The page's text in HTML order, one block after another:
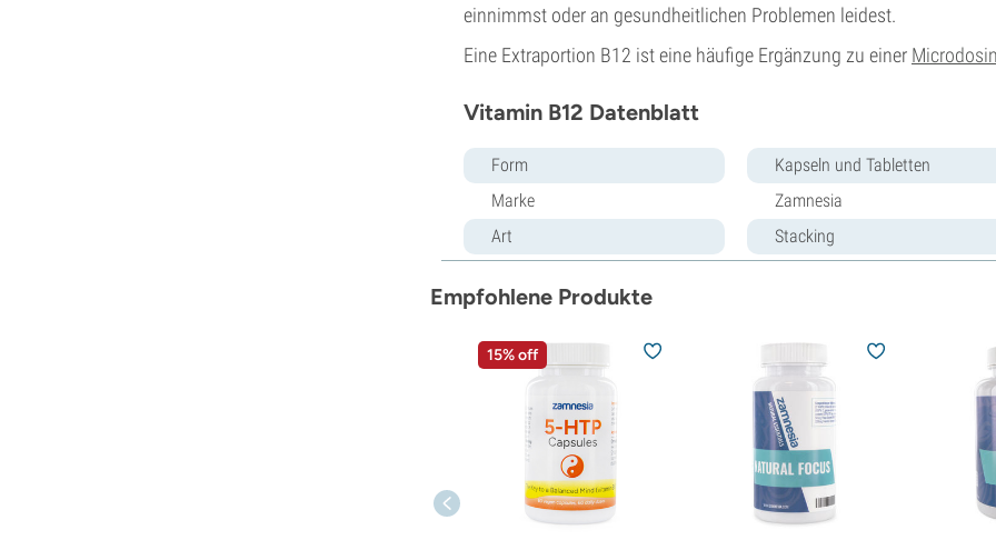
einnimmst oder an gesundheitlichen Problemen leidest.
Eine Extraportion B12 ist eine häufige Ergänzung zu einer
Vitamin B12 Datenblatt
Form
Kapseln und Tabletten
Marke
Zamnesia
Art
Stacking
Empfohlene Produkte
15% off